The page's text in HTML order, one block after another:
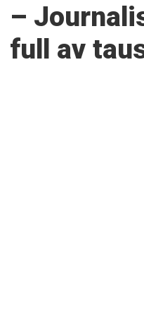
–
full av